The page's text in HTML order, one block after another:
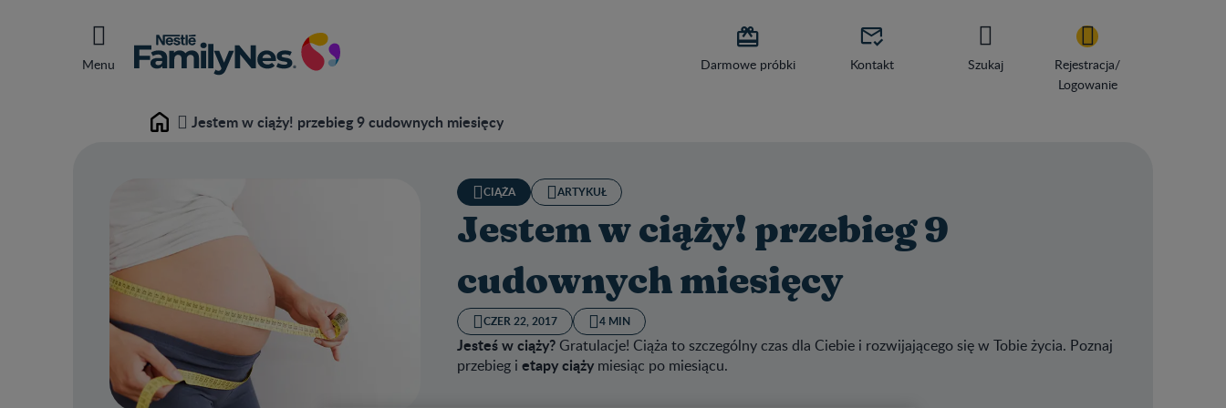
Menu

Darmowe próbki

Kontakt Szukaj
Rejestracja/
Logowanie
Home Jestem w ciąży! przebieg 9 cudownych miesięcy
CIĄŻA ARTYKUŁ
Jestem w ciąży! przebieg 9
cudownych miesięcy
CZER 22, 2017 4 MIN
Jesteś w ciąży? Gratulacje! Ciąża to szczególny czas dla Ciebie i rozwijającego się w Tobie życia. Poznaj
przebieg ietapy ciąży miesiąc po miesiącu.